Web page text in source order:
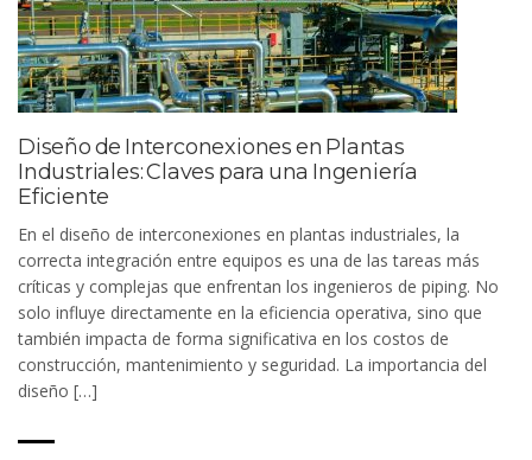
Diseño de Interconexiones en Plantas
Industriales: Claves para una Ingeniería
Eficiente
En el diseño de interconexiones en plantas industriales, la
correcta integración entre equipos es una de las tareas más
críticas y complejas que enfrentan los ingenieros de piping. No
solo influye directamente en la eficiencia operativa, sino que
también impacta de forma significativa en los costos de
construcción, mantenimiento y seguridad. La importancia del
diseño […]